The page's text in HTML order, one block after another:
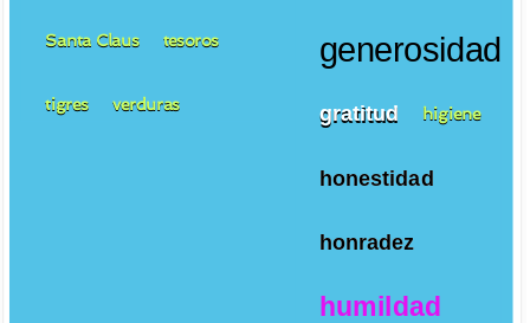
generosidad
gratitud higiene
honestidad
honradez
humildad
Santa Claus tesoros
tigres verduras